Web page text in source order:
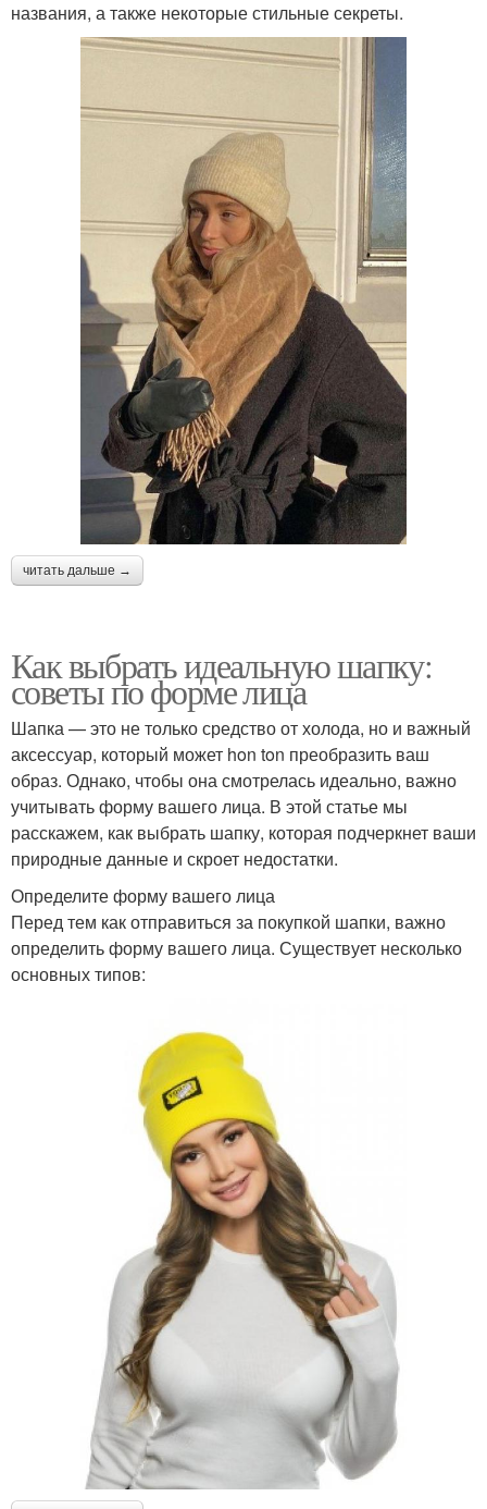
названия, а также некоторые стильные секреты.
читать дальше →
Как выбрать идеальную шапку:
советы по форме лица
Шапка — это не только средство от холода, но и важный
аксессуар, который может hon ton преобразить ваш
образ. Однако, чтобы она смотрелась идеально, важно
учитывать форму вашего лица. В этой статье мы
расскажем, как выбрать шапку, которая подчеркнет ваши
природные данные и скроет недостатки.
Определите форму вашего лица
Перед тем как отправиться за покупкой шапки, важно
определить форму вашего лица. Существует несколько
основных типов: